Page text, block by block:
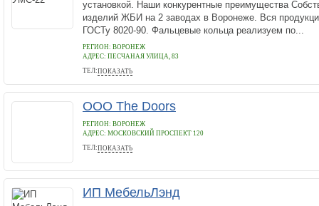
установкой. Наши конкурентные преимущества
изделий ЖБИ на 2 заводах в Воронеже. Вся
ГОСТу 8020-90. Фальцевые кольца реализуем по...
РЕГИОН: ВОРОНЕЖ
АДРЕС: ПЕСЧАНАЯ УЛИЦА, 83
ТЕЛ:ПОКАЗАТЬ
8 908 135 31 05
ООО The Doors
РЕГИОН: ВОРОНЕЖ
АДРЕС: МОСКОВСКИЙ ПРОСПЕКТ 120
ТЕЛ:ПОКАЗАТЬ
+7 (473) 228-62-58
ИП МебельЛэнд